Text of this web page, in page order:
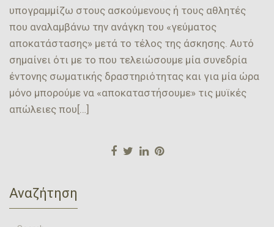
υπογραμμίζω στους ασκούμενους ή τους αθλητές
που αναλαμβάνω την ανάγκη του «γεύματος
αποκατάστασης» μετά το τέλος της άσκησης. Αυτό
σημαίνει ότι με το που τελειώσουμε μία συνεδρία
έντονης σωματικής δραστηριότητας και για μία ώρα
μόνο μπορούμε να «αποκαταστήσουμε» τις μυϊκές
απώλειες που[…]
Αναζήτηση